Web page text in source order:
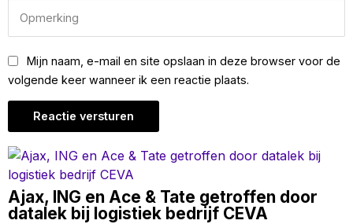
Mijn naam, e-mail en site opslaan in deze browser voor de
volgende keer wanneer ik een reactie plaats.
Ajax, ING en Ace & Tate getroffen door
datalek bij logistiek bedrijf CEVA